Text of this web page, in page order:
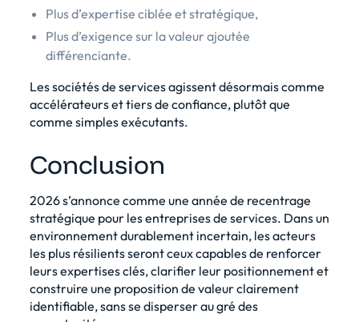
Plus d’expertise ciblée et stratégique,
Plus d’exigence sur la valeur ajoutée
différenciante.
Les sociétés de services agissent désormais comme
accélérateurs et tiers de confiance, plutôt que
comme simples exécutants.
Conclusion
2026 s’annonce comme une année de recentrage
stratégique pour les entreprises de services. Dans un
environnement durablement incertain, les acteurs
les plus résilients seront ceux capables de renforcer
leurs expertises clés, clarifier leur positionnement et
construire une proposition de valeur clairement
identifiable, sans se disperser au gré des